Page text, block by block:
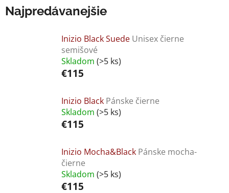
Najpredávanejšie
Inizio Black Suede Unisex čierne
semišové
Skladom (>5 ks)
€115
Inizio Black Pánske čierne
Skladom (>5 ks)
€115
Inizio Mocha&Black Pánske mocha-
čierne
Skladom (>5 ks)
€115